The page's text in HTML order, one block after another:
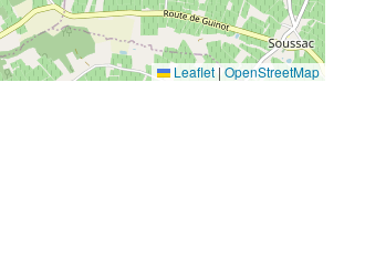
Leaflet | OpenStreetMap